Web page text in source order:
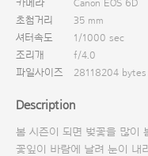
카메라
Canon EOS 6D
초첨거리
35 mm
셔터속도
1/1000 sec
조리개
f/4.0
파일사이즈
28118204 bytes
Description
봄 시즌이 되면 벚꽃을 많이
꽃잎이 바람에 날려 눈이 내